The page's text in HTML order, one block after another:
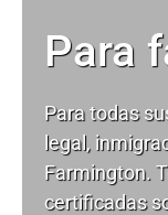
Para
Para todas
legal,
Farmington.
certificadas